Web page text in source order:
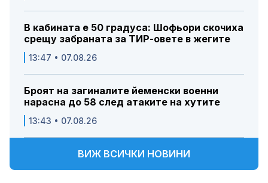
В кабината е 50 градуса: Шофьори скочиха
срещу забраната за ТИР-овете в жегите
13:47 • 07.08.26
Броят на загиналите йеменски военни
нарасна до 58 след атаките на хутите
13:43 • 07.08.26
ВИЖ ВСИЧКИ НОВИНИ